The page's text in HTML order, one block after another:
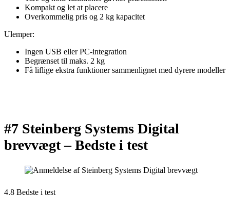
Kompakt og let at placere
Overkommelig pris og 2 kg kapacitet
Ulemper:
Ingen USB eller PC-integration
Begrænset til maks. 2 kg
Få liflige ekstra funktioner sammenlignet med dyrere modeller
#7 Steinberg Systems Digital
brevvægt –Bedste i test
4.8 Bedste i test